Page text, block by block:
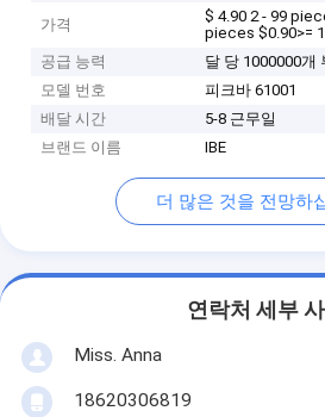
가격
$ 4.90 2 - 99
pieces $0.90>=
공급 능력
달 당 1000000개
모델 번호
피크바 61001
배달 시간
5-8 근무일
브랜드 이름
IBE
더 많은 것을 전망하
연락처 세부
Miss. Anna
18620306819